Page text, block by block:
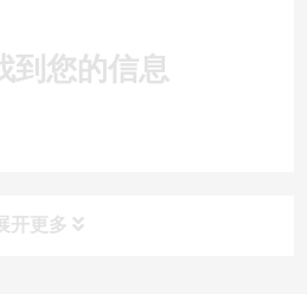
到您的信息
开更多